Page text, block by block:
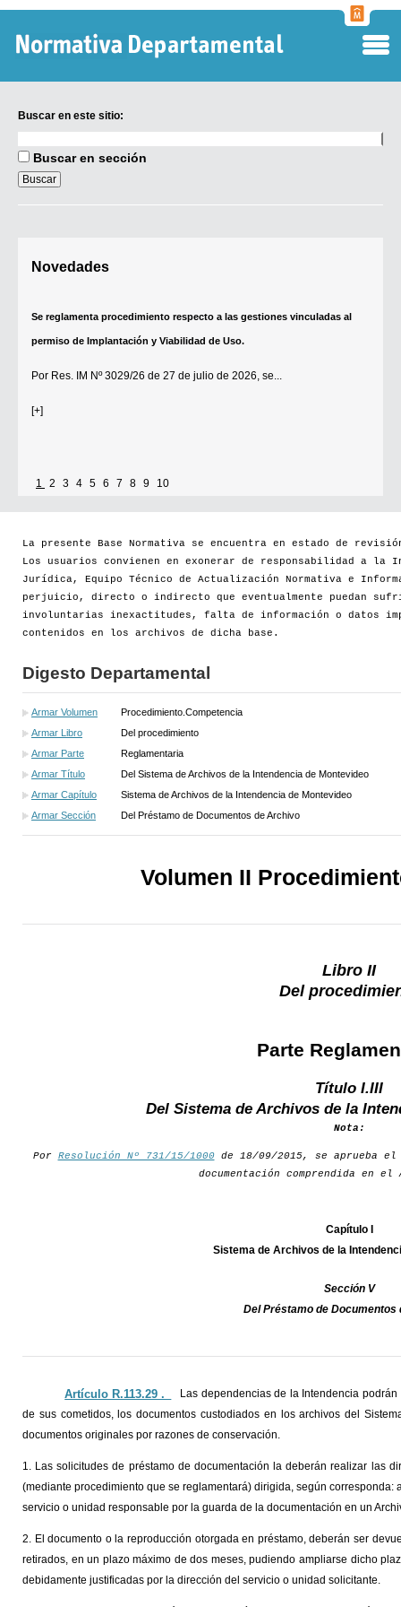
Buscar en este sitio:
en
sitio:
Buscar en sección
Novedades
Se reglamenta procedimiento respecto a las gestiones vinculadas al
permiso de Implantación y Viabilidad de Uso.
Por Res. IM Nº 3029/26 de 27 de julio de 2026, se...
[+]
1 2 3 4 5 6 7 8 9 10
La presente Base Normativa se encuentra en estado de
Los usuarios convienen en exonerar de responsabilidad a la
Jurídica, Equipo Técnico de Actualización Normativa e
perjuicio, directo o indirecto que eventualmente puedan
involuntarias inexactitudes, falta de información o datos
contenidos en los archivos de dicha base.
Digesto Departamental
Armar Volumen
Procedimiento.Competencia
Armar Libro
Del procedimiento
Armar Parte
Reglamentaria
Armar Título
Del Sistema de Archivos de la Intendencia de Montevideo
Armar Capítulo
Sistema de Archivos de la Intendencia de Montevideo
Armar Sección
Del Préstamo de Documentos de Archivo
Volumen II
Libro II
Del
Parte
Título I.III
Del Sistema de Archivos de la
Nota:
Por Resolución Nº 731/15/1000de 18/09/2015, se aprueba
documentación comprendida en
Capítulo I
Sistema de Archivos de la
Sección V
Del Préstamo de Documentos
Artículo R.113.29 ._
Las dependencias de la Intendencia
de sus cometidos, los documentos custodiados en los archivos del
documentos originales por razones de conservación.
1. Las solicitudes de préstamo de documentación la deberán realizar las
(mediante procedimiento que se reglamentará) dirigida, según corresponda:
servicio o unidad responsable por la guarda de la documentación en un
2. El documento o la reproducción otorgada en préstamo, deberán ser
retirados, en un plazo máximo de dos meses, pudiendo ampliarse dicho
debidamente justificadas por la dirección del servicio o unidad solicitante.